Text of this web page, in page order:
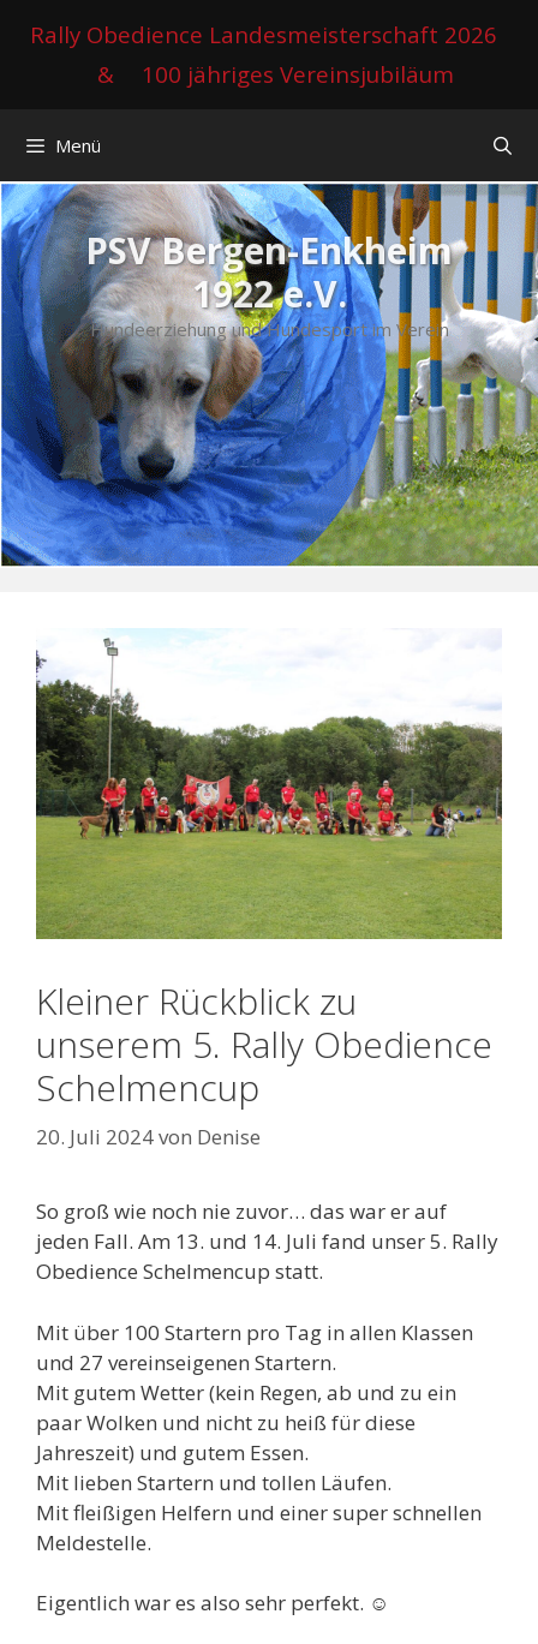
InhaltRally Obedience Landesmeisterschaft 2026
&
100 jähriges Vereinsjubiläum
Menü
PSV Bergen-Enkheim
1922 e.V.
Hundeerziehung und Hundesport im Verein
Kleiner Rückblick zu
unserem 5. Rally Obedience
Schelmencup
20. Juli 2024von Denise
So groß wie noch nie zuvor… das war er auf
jeden Fall. Am 13. und 14. Juli fand unser 5. Rally
Obedience Schelmencup statt.
Mit über 100 Startern pro Tag in allen Klassen
und 27 vereinseigenen Startern.
Mit gutem Wetter (kein Regen, ab und zu ein
paar Wolken und nicht zu heiß für diese
Jahreszeit) und gutem Essen.
Mit lieben Startern und tollen Läufen.
Mit fleißigen Helfern und einer super schnellen
Meldestelle.
Eigentlich war es also sehr perfekt. ☺